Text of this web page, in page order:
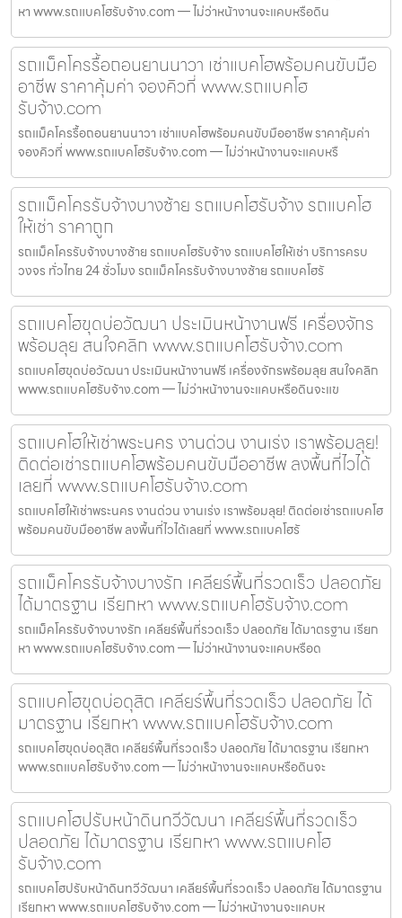
หา www.รถแบคโฮรับจ้าง.com — ไม่ว่าหน้างานจะแคบหรือดิน
รถแม็คโครรื้อถอนยานนาวา เช่าแบคโฮพร้อมคนขับมือ
อาชีพ ราคาคุ้มค่า จองคิวที่ www.รถแบคโฮ
รับจ้าง.com
รถแม็คโครรื้อถอนยานนาวา เช่าแบคโฮพร้อมคนขับมืออาชีพ ราคาคุ้มค่า
จองคิวที่ www.รถแบคโฮรับจ้าง.com — ไม่ว่าหน้างานจะแคบหรื
รถแม็คโครรับจ้างบางซ้าย รถแบคโฮรับจ้าง รถแบคโฮ
ให้เช่า ราคาถูก
รถแม็คโครรับจ้างบางซ้าย รถแบคโฮรับจ้าง รถแบคโฮให้เช่า บริการครบ
วงจร ทั่วไทย 24 ชั่วโมง รถแม็คโครรับจ้างบางซ้าย รถแบคโฮรั
รถแบคโฮขุดบ่อวัฒนา ประเมินหน้างานฟรี เครื่องจักร
พร้อมลุย สนใจคลิก www.รถแบคโฮรับจ้าง.com
รถแบคโฮขุดบ่อวัฒนา ประเมินหน้างานฟรี เครื่องจักรพร้อมลุย สนใจคลิก
www.รถแบคโฮรับจ้าง.com — ไม่ว่าหน้างานจะแคบหรือดินจะแข
รถแบคโฮให้เช่าพระนคร งานด่วน งานเร่ง เราพร้อมลุย!
ติดต่อเช่ารถแบคโฮพร้อมคนขับมืออาชีพ ลงพื้นที่ไวได้
เลยที่ www.รถแบคโฮรับจ้าง.com
รถแบคโฮให้เช่าพระนคร งานด่วน งานเร่ง เราพร้อมลุย! ติดต่อเช่ารถแบคโฮ
พร้อมคนขับมืออาชีพ ลงพื้นที่ไวได้เลยที่ www.รถแบคโฮรั
รถแม็คโครรับจ้างบางรัก เคลียร์พื้นที่รวดเร็ว ปลอดภัย
ได้มาตรฐาน เรียกหา www.รถแบคโฮรับจ้าง.com
รถแม็คโครรับจ้างบางรัก เคลียร์พื้นที่รวดเร็ว ปลอดภัย ได้มาตรฐาน เรียก
หา www.รถแบคโฮรับจ้าง.com — ไม่ว่าหน้างานจะแคบหรือด
รถแบคโฮขุดบ่อดุสิต เคลียร์พื้นที่รวดเร็ว ปลอดภัย ได้
มาตรฐาน เรียกหา www.รถแบคโฮรับจ้าง.com
รถแบคโฮขุดบ่อดุสิต เคลียร์พื้นที่รวดเร็ว ปลอดภัย ได้มาตรฐาน เรียกหา
www.รถแบคโฮรับจ้าง.com — ไม่ว่าหน้างานจะแคบหรือดินจะ
รถแบคโฮปรับหน้าดินทวีวัฒนา เคลียร์พื้นที่รวดเร็ว
ปลอดภัย ได้มาตรฐาน เรียกหา www.รถแบคโฮ
รับจ้าง.com
รถแบคโฮปรับหน้าดินทวีวัฒนา เคลียร์พื้นที่รวดเร็ว ปลอดภัย ได้มาตรฐาน
เรียกหา www.รถแบคโฮรับจ้าง.com — ไม่ว่าหน้างานจะแคบห